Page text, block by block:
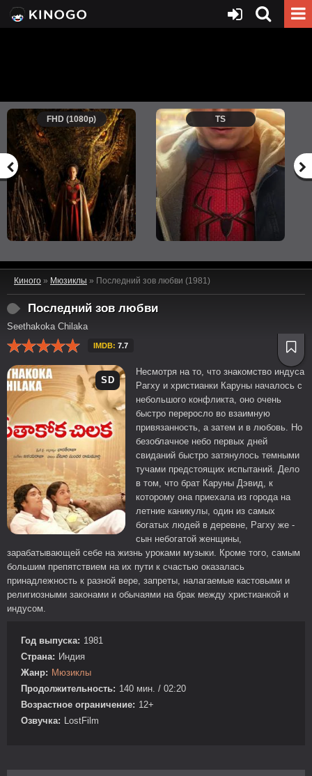
FHD (1080p) TS
Киного » Мюзиклы » Последний зов любви (1981)
Последний зов любви
Seethakoka Chilaka
IMDB: 7.7
SD
Несмотря на то, что знакомство индуса
Рагху и христианки Каруны началось с
небольшого конфликта, оно очень
быстро переросло во взаимную
привязанность, а затем и в любовь. Но
безоблачное небо первых дней
свиданий быстро затянулось темными
тучами предстоящих испытаний. Дело
в том, что брат Каруны Дэвид, к
которому она приехала из города на
летние каникулы, один из самых
богатых людей в деревне, Рагху же -
сын небогатой женщины,
зарабатывающей себе на жизнь уроками музыки. Кроме того, самым
большим препятствием на их пути к счастью оказалась
принадлежность к разной вере, запреты, налагаемые кастовыми и
религиозными законами и обычаями на брак между христианкой и
индусом.
Год выпуска: 1981
Страна: Индия
Жанр: Мюзиклы
Продолжительность: 140 мин. / 02:20
Возрастное ограничение: 12+
Озвучка: LostFilm